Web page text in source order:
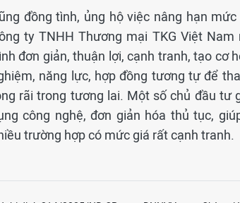
đồng tình, ủng hộ việc nâng hạn
ty TNHH Thương mại TKG Việt
đơn giản, thuận lợi, cạnh tranh, tạo cơ
năng lực, hợp đồng tương tự để
rãi trong tương lai. Một số chủ đầu tư
công nghệ, đơn giản hóa thủ tục,
trường hợp có mức giá rất cạnh tranh.